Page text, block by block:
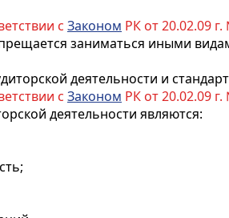
с Законом РК от 20.02.09
заниматься иными
деятельности и
с Законом РК от 20.02.09
деятельности являются: